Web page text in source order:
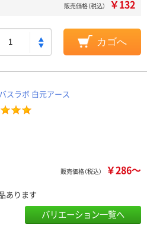
販売価格（税込） ￥132
カゴへ
スラボ 白元アース
販売価格（税込） ￥286～
あります
バリエーション一覧へ